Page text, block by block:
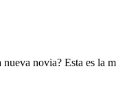
novia? Esta es la